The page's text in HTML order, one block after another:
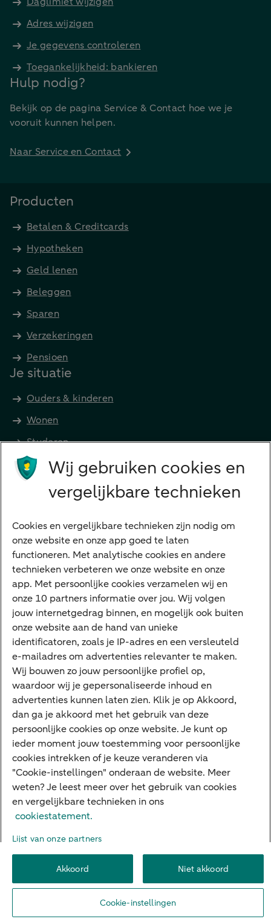
Adres wijzigen
Je gegevens controleren
Toegankelijkheid: bankieren
Hulp nodig?
Bekijk op de pagina Service & Contact hoe we je
vooruit kunnen helpen.
Naar Service en Contact
Producten
Betalen & Creditcards
Hypotheken
Geld lenen
Beleggen
Sparen
Verzekeringen
Pensioen
Je situatie
Ouders & kinderen
Wonen
Studeren
Preferred Banking
Digitale diensten
Internet Bankieren
ABN AMRO app
Tikkie
Apple Pay
Google Pay
Veilig bankieren
Meest gezocht
Hypotheek berekenen
E.dentifier
Jaaroverzicht
Rood staan
Over ABN AMRO
Werken bij ABN AMRO
DuurzaamheidVeiligheidPrivacy DisclaimerCookie-instellingen
© 2026 ABN AMRO
Wij gebruiken cookies en
vergelijkbare technieken
Cookies en vergelijkbare technieken zijn nodig om
onze website en onze app goed te laten
functioneren. Met analytische cookies en andere
technieken verbeteren we onze website en onze
app. Met persoonlijke cookies verzamelen wij en
onze 10 partners informatie over jou. Wij volgen
jouw internetgedrag binnen, en mogelijk ook buiten
onze website aan de hand van unieke
identificatoren, zoals je IP-adres en een versleuteld
e-mailadres om advertenties relevanter te maken.
Wij bouwen zo jouw persoonlijke profiel op,
waardoor wij je gepersonaliseerde inhoud en
advertenties kunnen laten zien. Klik je op Akkoord,
dan ga je akkoord met het gebruik van deze
persoonlijke cookies op onze website. Je kunt op
ieder moment jouw toestemming voor persoonlijke
cookies intrekken of je keuze veranderen via
"Cookie-instellingen" onderaan de website. Meer
weten? Je leest meer over het gebruik van cookies
en vergelijkbare technieken in ons
cookiestatement.
Lijst van onze partners
Akkoord Niet akkoord
Cookie-instellingen